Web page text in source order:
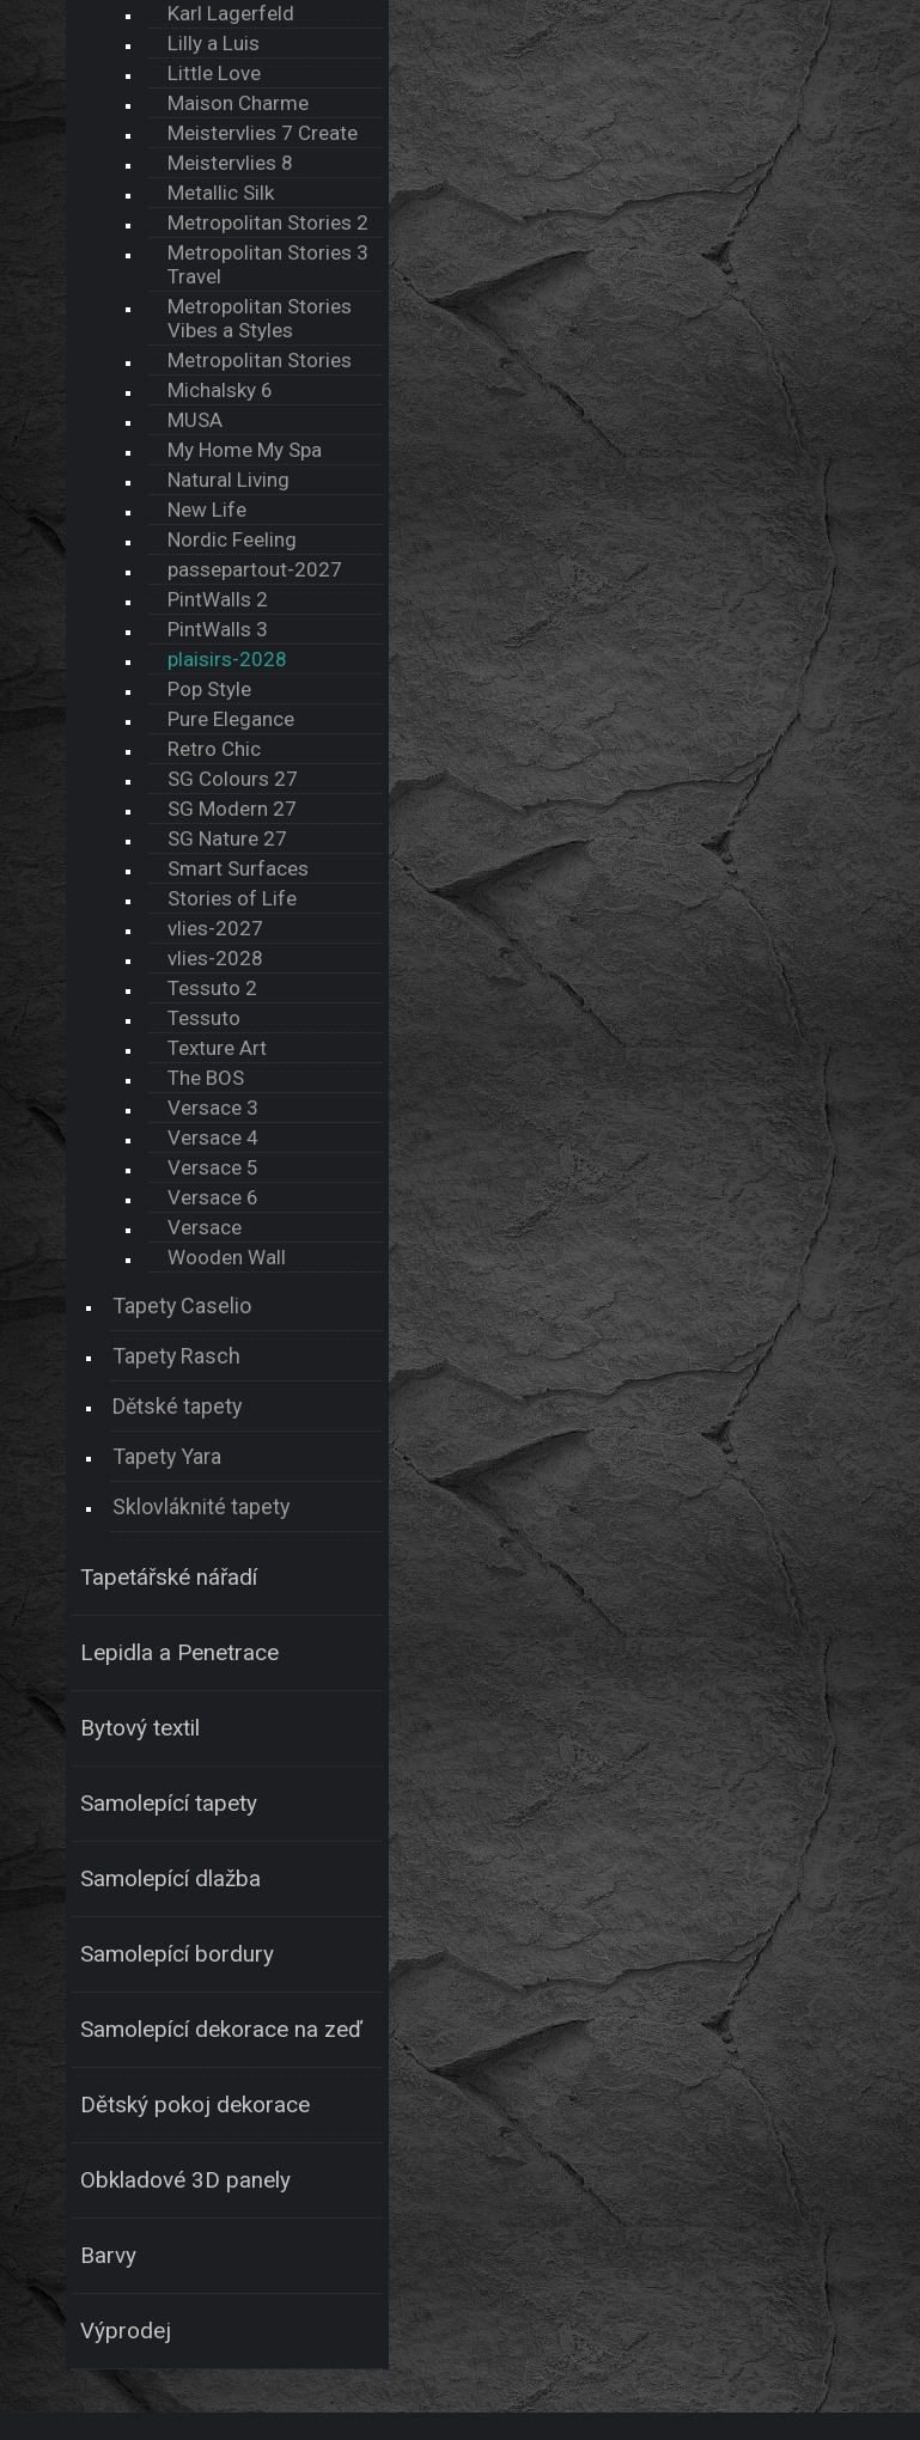
Karl Lagerfeld
Lilly a Luis
Little Love
Maison Charme
Meistervlies 7 Create
Meistervlies 8
Metallic Silk
Metropolitan Stories 2
Metropolitan Stories 3
Travel
Metropolitan Stories
Vibes a Styles
Metropolitan Stories
Michalsky 6
MUSA
My Home My Spa
Natural Living
New Life
Nordic Feeling
passepartout-2027
PintWalls 2
PintWalls 3
plaisirs-2028
Pop Style
Pure Elegance
Retro Chic
SG Colours 27
SG Modern 27
SG Nature 27
Smart Surfaces
Stories of Life
vlies-2027
vlies-2028
Tessuto 2
Tessuto
Texture Art
The BOS
Versace 3
Versace 4
Versace 5
Versace 6
Versace
Wooden Wall
Tapety Caselio
Tapety Rasch
Dětské tapety
Tapety Yara
Sklovláknité tapety
Tapetářské nářadí
Lepidla a Penetrace
Bytový textil
Samolepící tapety
Samolepící dlažba
Samolepící bordury
Samolepící dekorace na zeď
Dětský pokoj dekorace
Obkladové 3D panely
Barvy
Výprodej